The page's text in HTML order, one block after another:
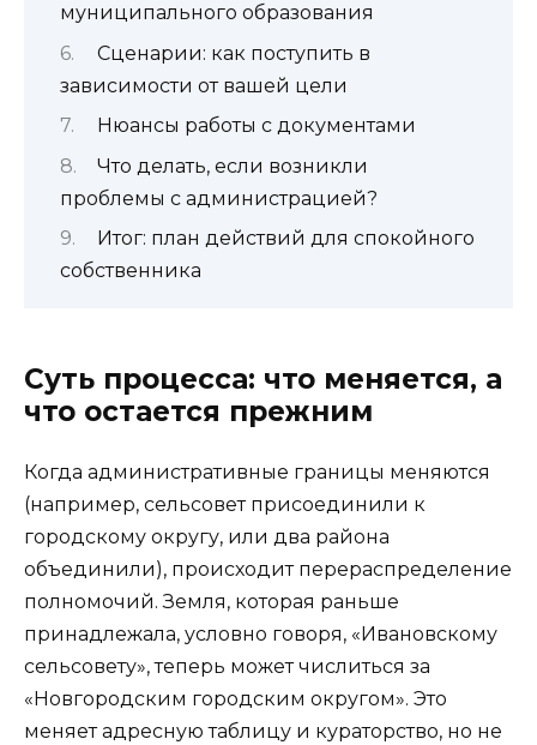
муниципального образования
Сценарии: как поступить в
зависимости от вашей цели
Нюансы работы с документами
Что делать, если возникли
проблемы с администрацией?
Итог: план действий для спокойного
собственника
Суть процесса: что меняется, а
что остается прежним
Когда административные границы меняются
(например, сельсовет присоединили к
городскому округу, или два района
объединили), происходит перераспределение
полномочий. Земля, которая раньше
принадлежала, условно говоря, «Ивановскому
сельсовету», теперь может числиться за
«Новгородским городским округом». Это
меняет адресную таблицу и кураторство, но не